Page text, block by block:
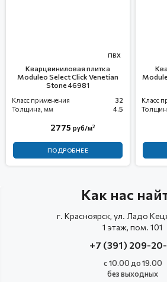
ПВХ
Кварцвиниловая плитка
Moduleo Select Click Venetian
Stone 46981
Класс применения
32
Толщина, мм
4.5
2775 руб/м2
ПОДРОБНЕЕ
Класс
Как нас
г. Красноярск, ул. Ладо
1 этаж, пом. 101
+7 (391) 209-20-
с 10.00 до 19.00
без выходных